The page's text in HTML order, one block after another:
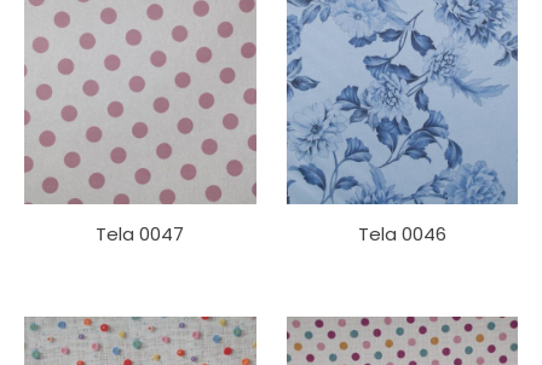
Tela 0047 Tela 0046